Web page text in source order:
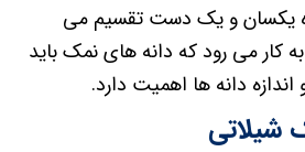
یکسان و یک دست تقسیم می
کار می رود که دانه های نمک باید
دانه ها اهمیت دارد.
شیلاتی